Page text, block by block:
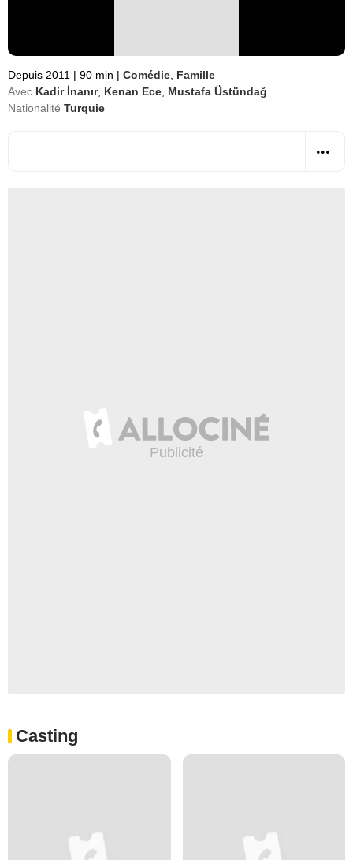
Depuis 2011 | 90 min | Comédie Famille
Avec Kadir İnanır, Kenan Ece Mustafa Üstündağ
Nationalité Turquie
Casting